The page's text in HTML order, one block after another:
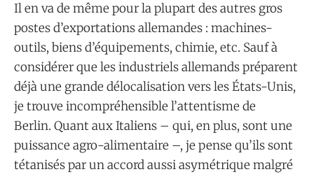
Il en va de même pour la plupart des autres gros
postes d’exportations allemandes : machines-
outils, biens d’équipements, chimie, etc. Sauf à
considérer que les industriels allemands préparent
déjà une grande délocalisation vers les États-Unis,
je trouve incompréhensible l’attentisme de
Berlin. Quant aux Italiens – qui, en plus, sont une
puissance agro-alimentaire –, je pense qu’ils sont
tétanisés par un accord aussi asymétrique malgré